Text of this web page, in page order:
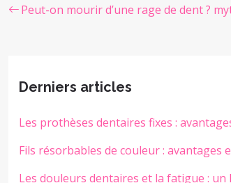
Peut-on mourir d’une rage de dent ?
Derniers articles
Les prothèses dentaires fixes :
Fils résorbables de couleur : avantages
Les douleurs dentaires et la fatigue : un